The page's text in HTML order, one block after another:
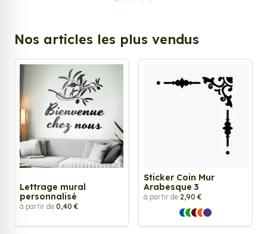
Nos articles les plus vendus
Lettrage mural
personnalisé
à partir de 0,40 €
Sticker Coin Mur
Arabesque 3
à partir de 2,90 €